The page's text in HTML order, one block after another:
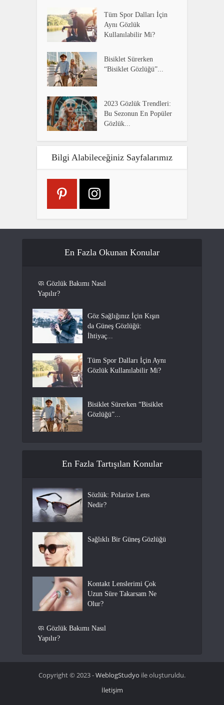
Tüm Spor Dalları İçin
Aynı Gözlük
Kullanılabilir Mi?
Bisiklet Sürerken
“Bisiklet Gözlüğü”...
2023 Gözlük Trendleri:
Bu Sezonun En Popüler
Gözlük...
Bilgi Alabileceğiniz Sayfalarımız
En Fazla Okunan Konular
🧼 Gözlük Bakımı Nasıl
Yapılır?
Göz Sağlığınız İçin Kışın
da Güneş Gözlüğü:
İhtiyaç...
Tüm Spor Dalları İçin Aynı
Gözlük Kullanılabilir Mi?
Bisiklet Sürerken “Bisiklet
Gözlüğü”...
En Fazla Tartışılan Konular
Sözlük: Polarize Lens
Nedir?
Sağlıklı Bir Güneş Gözlüğü
Kontakt Lenslerimi Çok
Uzun Süre Takarsam Ne
Olur?
🧼 Gözlük Bakımı Nasıl
Yapılır?
Copyright © 2023 -WeblogStudyo ile oluşturuldu.
İletişim